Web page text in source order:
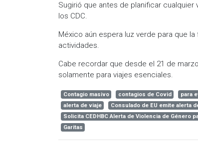
Sugirió que antes de planificar
los CDC.
México aún espera luz verde para que
actividades.
Cabe recordar que desde el 21 de
solamente para viajes esenciales.
Contagio masivo contagios de Covid para
alerta de viaje
Consulado de EU emite alerta
Solicita CEDHBC Alerta de Violencia de Género
Garitas